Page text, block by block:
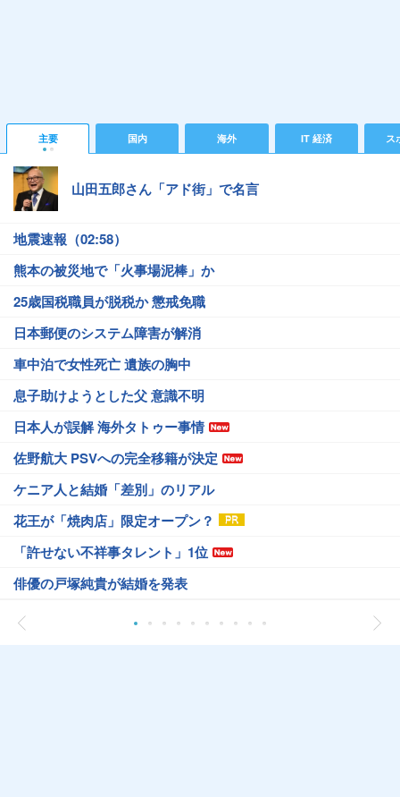
主要 国内 海外 IT 経済 ス
山田五郎さん「アド街」で名言
地震速報（02:58）
熊本の被災地で「火事場泥棒」か
25歳国税職員が脱税か 懲戒免職
日本郵便のシステム障害が解消
車中泊で女性死亡 遺族の胸中
息子助けようとした父 意識不明
日本人が誤解 海外タトゥー事情
佐野航大 PSVへの完全移籍が決定
ケニア人と結婚「差別」のリアル
花王が「焼肉店」限定オープン？
「許せない不祥事タレント」1位
俳優の戸塚純貴が結婚を発表